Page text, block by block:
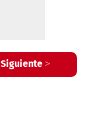
Siguiente >